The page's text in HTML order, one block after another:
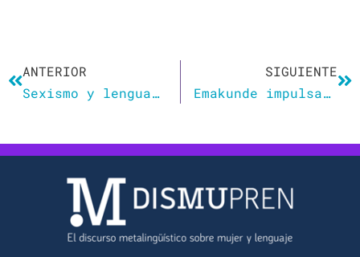
ANTERIOR
Sexismo y lenguaje
SIGUIENTE
Emakunde impulsa un ‘corrector’ contra el sexismo del euskara